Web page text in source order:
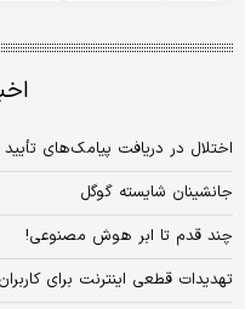
اختلال در دریافت پیامک‌های
جانشینان شایسته گوگل
چند قدم تا ابر هوش مصنوعی!
تهدیدات قطعی اینترنت برای